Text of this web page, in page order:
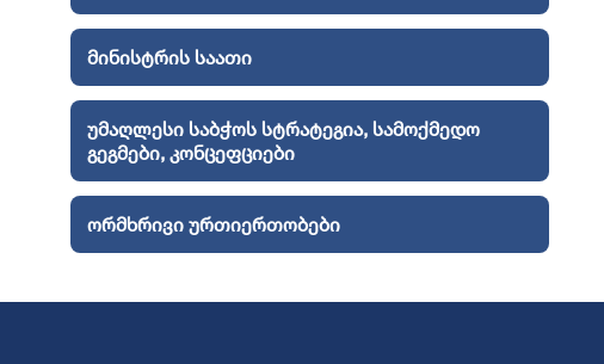
მინისტრის საათი
უმაღლესი საბჭოს სტრატეგია, სამოქმედო
გეგმები, კონცეფციები
ორმხრივი ურთიერთობები